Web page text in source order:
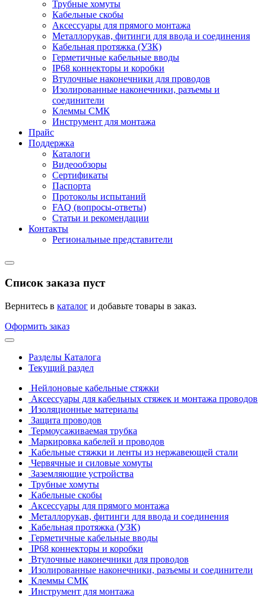
Трубные хомуты
Кабельные скобы
Аксессуары для прямого монтажа
Металлорукав, фитинги для ввода и соединения
Кабельная протяжка (УЗК)
Герметичные кабельные вводы
IP68 коннекторы и коробки
Втулочные наконечники для проводов
Изолированные наконечники, разъемы и
соединители
Клеммы СМК
Инструмент для монтажа
Прайс
Поддержка
Каталоги
Видеообзоры
Сертификаты
Паспорта
Протоколы испытаний
FAQ (вопросы-ответы)
Статьи и рекомендации
Контакты
Региональные представители
Список заказа пуст
Вернитесь в каталог и добавьте товары в заказ.
Оформить заказ
Разделы Каталога
Текущий раздел
Нейлоновые кабельные стяжки
Аксессуары для кабельных стяжек и монтажа проводов
Изоляционные материалы
Защита проводов
Термоусаживаемая трубка
Маркировка кабелей и проводов
Кабельные стяжки и ленты из нержавеющей стали
Червячные и силовые хомуты
Заземляющие устройства
Трубные хомуты
Кабельные скобы
Аксессуары для прямого монтажа
Металлорукав, фитинги для ввода и соединения
Кабельная протяжка (УЗК)
Герметичные кабельные вводы
IP68 коннекторы и коробки
Втулочные наконечники для проводов
Изолированные наконечники, разъемы и соединители
Клеммы СМК
Инструмент для монтажа